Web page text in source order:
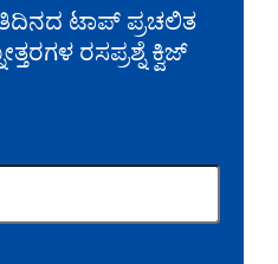
ಟಾಪ್ ಪ್ರಚಲಿತ
ರಸಪ್ರಶ್ನೆ ಕ್ವಿಜ್